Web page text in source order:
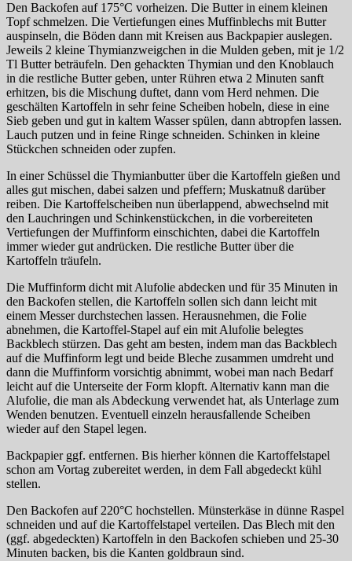
Den Backofen auf 175°C vorheizen. Die Butter in einem kleinen
Topf schmelzen. Die Vertiefungen eines Muffinblechs mit Butter
auspinseln, die Böden dann mit Kreisen aus Backpapier auslegen.
Jeweils 2 kleine Thymianzweigchen in die Mulden geben, mit je 1/2
Tl Butter beträufeln. Den gehackten Thymian und den Knoblauch
in die restliche Butter geben, unter Rühren etwa 2 Minuten sanft
erhitzen, bis die Mischung duftet, dann vom Herd nehmen. Die
geschälten Kartoffeln in sehr feine Scheiben hobeln, diese in eine
Sieb geben und gut in kaltem Wasser spülen, dann abtropfen lassen.
Lauch putzen und in feine Ringe schneiden. Schinken in kleine
Stückchen schneiden oder zupfen.
In einer Schüssel die Thymianbutter über die Kartoffeln gießen und
alles gut mischen, dabei salzen und pfeffern; Muskatnuß darüber
reiben. Die Kartoffelscheiben nun überlappend, abwechselnd mit
den Lauchringen und Schinkenstückchen, in die vorbereiteten
Vertiefungen der Muffinform einschichten, dabei die Kartoffeln
immer wieder gut andrücken. Die restliche Butter über die
Kartoffeln träufeln.
Die Muffinform dicht mit Alufolie abdecken und für 35 Minuten in
den Backofen stellen, die Kartoffeln sollen sich dann leicht mit
einem Messer durchstechen lassen. Herausnehmen, die Folie
abnehmen, die Kartoffel-Stapel auf ein mit Alufolie belegtes
Backblech stürzen. Das geht am besten, indem man das Backblech
auf die Muffinform legt und beide Bleche zusammen umdreht und
dann die Muffinform vorsichtig abnimmt, wobei man nach Bedarf
leicht auf die Unterseite der Form klopft. Alternativ kann man die
Alufolie, die man als Abdeckung verwendet hat, als Unterlage zum
Wenden benutzen. Eventuell einzeln herausfallende Scheiben
wieder auf den Stapel legen.
Backpapier ggf. entfernen. Bis hierher können die Kartoffelstapel
schon am Vortag zubereitet werden, in dem Fall abgedeckt kühl
stellen.
Den Backofen auf 220°C hochstellen. Münsterkäse in dünne Raspel
schneiden und auf die Kartoffelstapel verteilen. Das Blech mit den
(ggf. abgedeckten) Kartoffeln in den Backofen schieben und 25-30
Minuten backen, bis die Kanten goldbraun sind.